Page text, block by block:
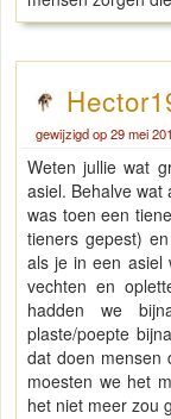
gewijzigd op 29 mei
Weten jullie wat
asiel. Behalve
was toen een
tieners gepest)
als je in een asiel
vechten en
hadden we
plaste/poepte
dat doen mensen
moesten we het
het niet meer zou